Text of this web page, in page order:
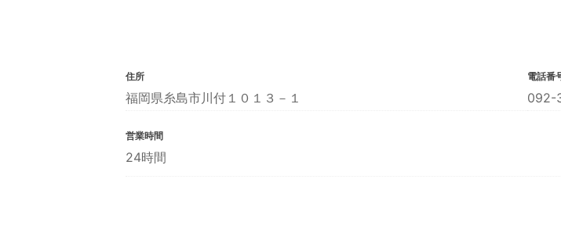
住所
福岡県糸島市川付１０１３－１
電話番
092-
営業時間
24時間